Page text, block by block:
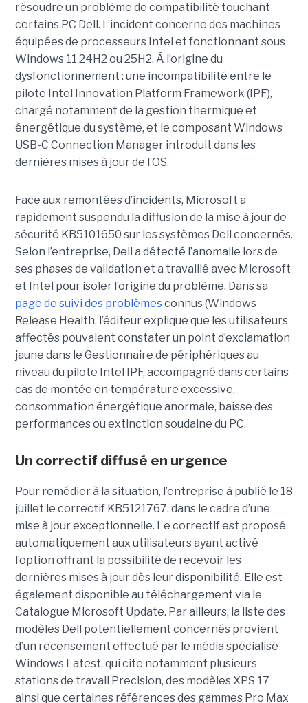
résoudre un problème de compatibilité touchant
certains PC Dell. L’incident concerne des machines
équipées de processeurs Intel et fonctionnant sous
Windows 11 24H2 ou 25H2. À l’origine du
dysfonctionnement : une incompatibilité entre le
pilote Intel Innovation Platform Framework (IPF),
chargé notamment de la gestion thermique et
énergétique du système, et le composant Windows
USB-C Connection Manager introduit dans les
dernières mises à jour de l’OS.
Face aux remontées d’incidents, Microsoft a
rapidement suspendu la diffusion de la mise à jour de
sécurité KB5101650 sur les systèmes Dell concernés.
Selon l’entreprise, Dell a détecté l’anomalie lors de
ses phases de validation et a travaillé avec Microsoft
et Intel pour isoler l’origine du problème. Dans sa
page de suivi des problèmesconnus (Windows
Release Health, l’éditeur explique que les utilisateurs
affectés pouvaient constater un point d’exclamation
jaune dans le Gestionnaire de périphériques au
niveau du pilote Intel IPF, accompagné dans certains
cas de montée en température excessive,
consommation énergétique anormale, baisse des
performances ou extinction soudaine du PC.
Un correctif diffusé en urgence
Pour remédier à la situation, l’entreprise à publié le 18
juillet le correctif KB5121767, dans le cadre d’une
mise à jour exceptionnelle. Le correctif est proposé
automatiquement aux utilisateurs ayant activé
l’option offrant la possibilité de recevoir les
dernières mises à jour dès leur disponibilité. Elle est
également disponible au téléchargement via le
Catalogue Microsoft Update. Par ailleurs, la liste des
modèles Dell potentiellement concernés provient
d’un recensement effectué par le média spécialisé
Windows Latest, qui cite notamment plusieurs
stations de travail Precision, des modèles XPS 17
ainsi que certaines références des gammes Pro Max